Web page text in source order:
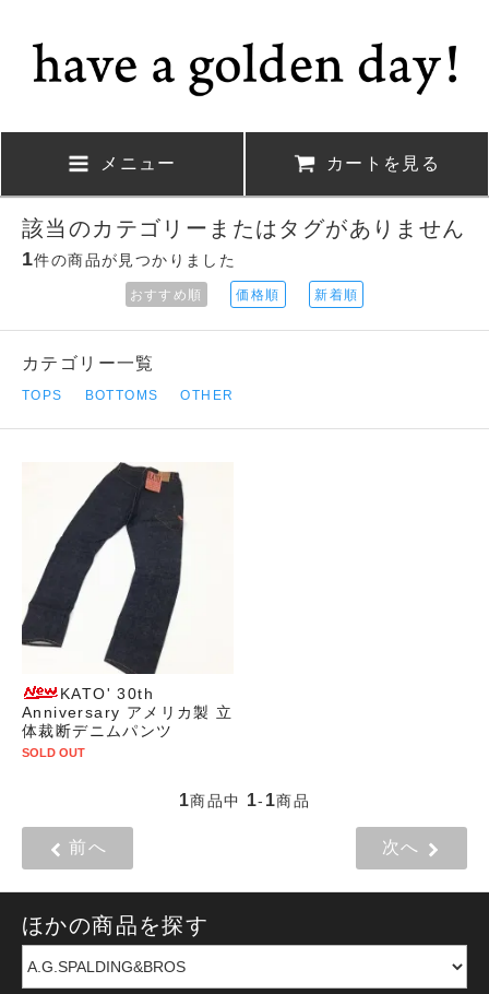
メニュー カートを見る
該当のカテゴリーまたはタグがありません
1件の商品が見つかりました
おすすめ順 価格順 新着順
カテゴリー一覧
TOPS BOTTOMS OTHER
KATO' 30th
Anniversary アメリカ製 立
体裁断デニムパンツ
SOLD OUT
1商品中 1- 1商品
前へ 次へ
ほかの商品を探す